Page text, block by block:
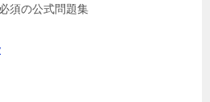
須の公式問題集